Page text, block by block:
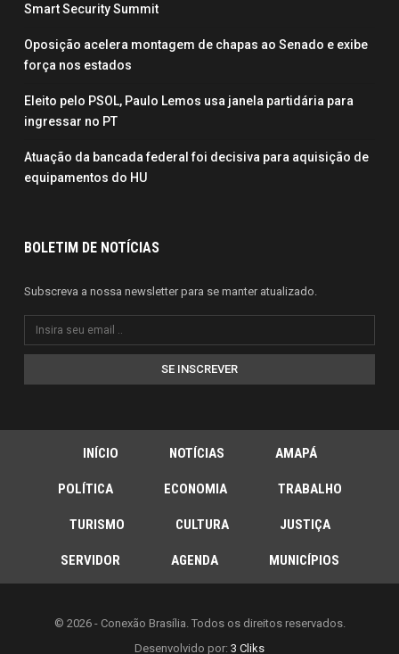
Smart Security Summit
Oposição acelera montagem de chapas ao Senado e exibe
força nos estados
Eleito pelo PSOL, Paulo Lemos usa janela partidária para
ingressar no PT
Atuação da bancada federal foi decisiva para aquisição de
equipamentos do HU
BOLETIM DE NOTÍCIAS
Subscreva a nossa newsletter para se manter atualizado.
SE INSCREVER
INÍCIO NOTÍCIAS AMAPÁ
POLÍTICA ECONOMIA TRABALHO
TURISMO CULTURA JUSTIÇA
SERVIDOR AGENDA MUNICÍPIOS
© 2026 - Conexão Brasília. Todos os direitos reservados.
Desenvolvido por: 3 Cliks